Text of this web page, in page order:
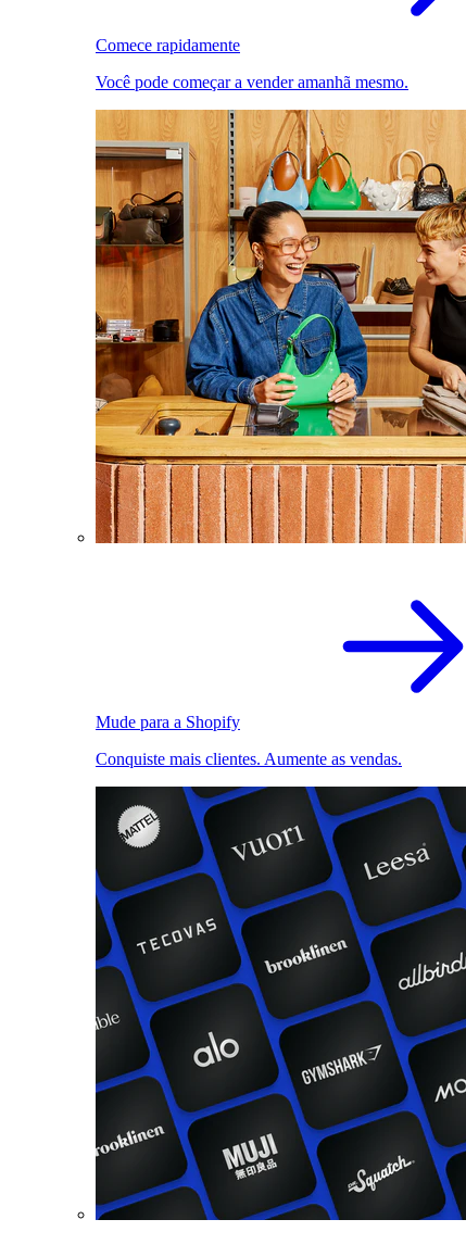
Comece rapidamente
Você pode começar a vender amanhã mesmo.
Mude para a Shopify
Conquiste mais clientes. Aumente as vendas.